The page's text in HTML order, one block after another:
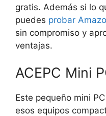
gratis. Además si lo
puedes probar
sin compromiso y
ventajas.
ACEPC Mini
Este pequeño mini
esos equipos